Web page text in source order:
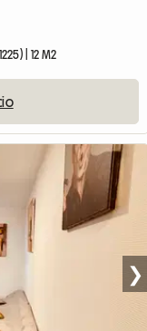
| 12 M2
❯